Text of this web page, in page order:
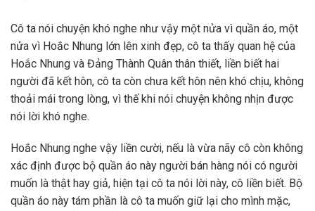
Cô ta nói chuyện khó nghe như vậy một nửa vì quần áo, một
nửa vì Hoắc Nhung lớn lên xinh đẹp, cô ta thấy quan hệ của
Hoắc Nhung và Đảng Thành Quân thân thiết, liền biết hai
người đã kết hôn, cô ta còn chưa kết hôn nên khó chịu, không
thoải mái trong lòng, vì thế khi nói chuyện không nhịn được
nói lời khó nghe.
Hoắc Nhung nghe vậy liền cười, nếu là vừa nãy cô còn không
xác định được bộ quần áo này người bán hàng nói có người
muốn là thật hay giả, hiện tại cô ta nói lời này, cô liền biết. Bộ
quần áo này tám phần là cô ta muốn giữ lại cho mình mặc,